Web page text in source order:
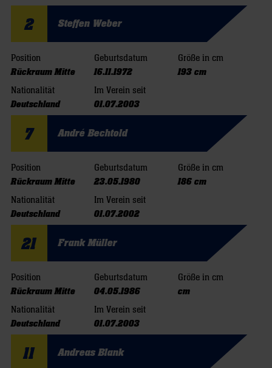
2 Steffen Weber
Position
Rückraum Mitte
Geburtsdatum
16.11.1972
Größe in cm
193 cm
Nationalität
Deutschland
Im Verein seit
01.07.2003
7 André Bechtold
Position
Rückraum Mitte
Geburtsdatum
23.05.1980
Größe in cm
186 cm
Nationalität
Deutschland
Im Verein seit
01.07.2002
21 Frank Müller
Position
Rückraum Mitte
Geburtsdatum
04.05.1986
Größe in cm
cm
Nationalität
Deutschland
Im Verein seit
01.07.2003
11 Andreas Blank